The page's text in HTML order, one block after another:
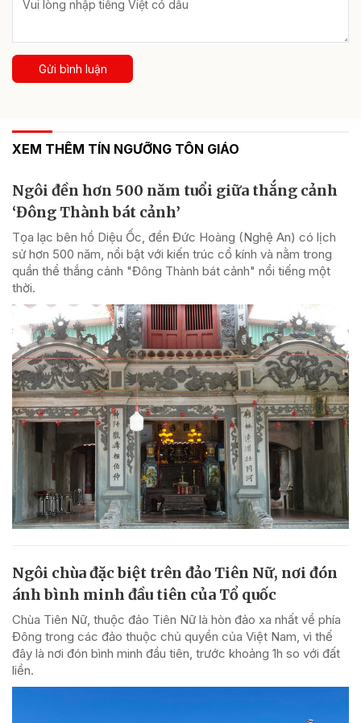
Gửi bình luận
XEM THÊM TÍN NGƯỠNG TÔN GIÁO
Ngôi đền hơn 500 năm tuổi giữa thắng cảnh
‘Đông Thành bát cảnh’
Tọa lạc bên hồ Diệu Ốc, đền Đức Hoàng (Nghệ An) có lịch
sử hơn 500 năm, nổi bật với kiến trúc cổ kính và nằm trong
quần thể thắng cảnh "Đông Thành bát cảnh" nổi tiếng một
thời.
Ngôi chùa đặc biệt trên đảo Tiên Nữ, nơi đón
ánh bình minh đầu tiên của Tổ quốc
Chùa Tiên Nữ, thuộc đảo Tiên Nữ là hòn đảo xa nhất về phía
Đông trong các đảo thuộc chủ quyền của Việt Nam, vì thế
đây là nơi đón bình minh đầu tiên, trước khoảng 1h so với đất
liền.